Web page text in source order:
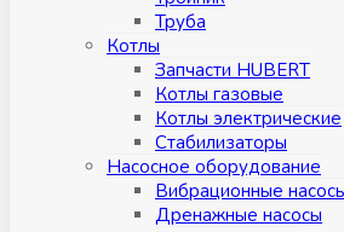
Труба
Котлы
Запчасти HUBERT
Котлы газовые
Котлы электрические
Стабилизаторы
Насосное оборудование
Вибрационные
Дренажные насосы